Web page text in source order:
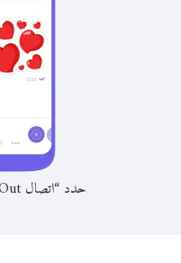
حدد “اتصال Viber Out” من عنوان المحادثة